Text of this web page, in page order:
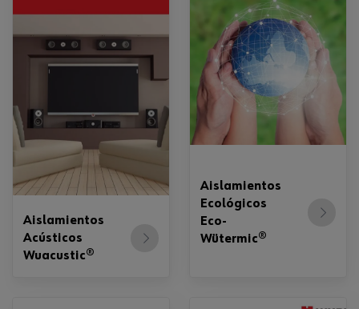
Aislamientos
Acústicos
Wuacustic®
Aislamientos
Ecológicos
Eco-
Wütermic®